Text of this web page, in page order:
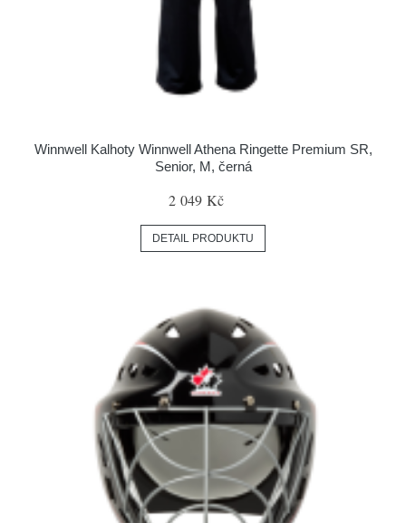
Winnwell Kalhoty Winnwell Athena Ringette Premium SR,
Senior, M, černá
2 049 Kč
DETAIL PRODUKTU